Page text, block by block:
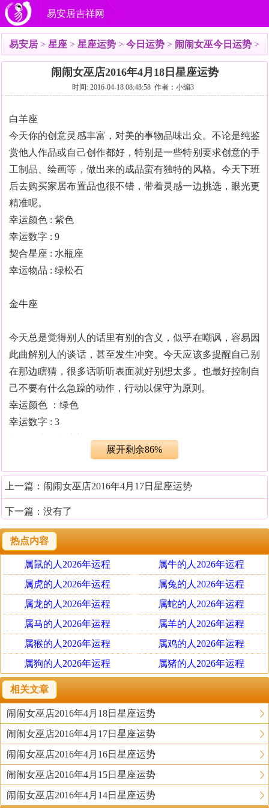
易安居吉祥网
易安居 > 星座 > 星座运势 > 今日运势 > 闹闹女巫今日运势 >
闹闹女巫店2016年4月18日星座运势
时间: 2016-04-18 08:48:58 作者：小编3
白羊座
今天你的创意灵感丰富，对美的事物品味出众。不论是纯鉴
赏他人作品或自己创作都好，特别是一些特别要求创意的手
工制品、绘画等，做出来的成品蛮有独特的风格。今天下班
后去购买家居布置品也很不错，带着灵感一边挑选，眼光更
精准呢。
幸运颜色 : 紫色
幸运数字 : 9
契合星座 : 水瓶座
幸运物品 : 绿松石
金牛座
今天总是觉得别人的话里有别的含义，似乎在嘲讽，容易因
此曲解别人的谈话，甚至发生冲突。今天应该多提醒自己别
在那边瞎猜，很多话听听表面就好别想太多。也最好控制自
己不要有什么急躁的动作，行动以保守为原则。
幸运颜色 ：绿色
幸运数字 : 3
双子座
自我表现欲较强的一天，不过今天你多开口确实有助于赢得
评价，不妨行动的动作大一点、积极些。而今天偶然闪过脑
中的念头却是幸运的种子，相信自己今天的直觉力与灵感，
当然更要记得将它写下来，会有意想不到的结果呢。
幸运颜色 : 褐色
幸运数字 : 4
契合星座 : 白羊座
幸运物品 : 月光石
巨蟹座
因为你自己的坚持而让自己的才能受限了。即使不是高难度
的演出，今天似乎也不大顺手，该是要打破界限的时候了，
如果坚持己见又好面子，不肯跟着潮流改变的话，很快会被
淘汰出局的。记得稍微气势旺盛一点、眼光高一点，今天运
气才有希望翻转。
幸运颜色 : 黑色
展开剩余86%
上一篇： 闹闹女巫店2016年4月17日星座运势
下一篇：没有了
热点内容
属鼠的人2026年运程
属牛的人2026年运程
属虎的人2026年运程
属兔的人2026年运程
属龙的人2026年运程
属蛇的人2026年运程
属马的人2026年运程
属羊的人2026年运程
属猴的人2026年运程
属鸡的人2026年运程
属狗的人2026年运程
属猪的人2026年运程
相关文章
闹闹女巫店2016年4月18日星座运势
闹闹女巫店2016年4月17日星座运势
闹闹女巫店2016年4月16日星座运势
闹闹女巫店2016年4月15日星座运势
闹闹女巫店2016年4月14日星座运势